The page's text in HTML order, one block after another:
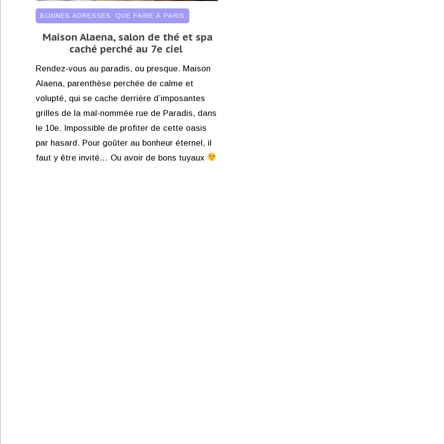
BONNES ADRESSES QUE FAIRE À PARIS
Maison Alaena, salon de thé et spa
caché perché au 7e ciel
Rendez-vous au paradis, ou presque. Maison
Alaena, parenthèse perchée de calme et
volupté, qui se cache derrière d’imposantes
grilles de la mal-nommée rue de Paradis, dans
le 10e. Impossible de profiter de cette oasis
par hasard. Pour goûter au bonheur éternel, il
faut y être invité… Ou avoir de bons tuyaux